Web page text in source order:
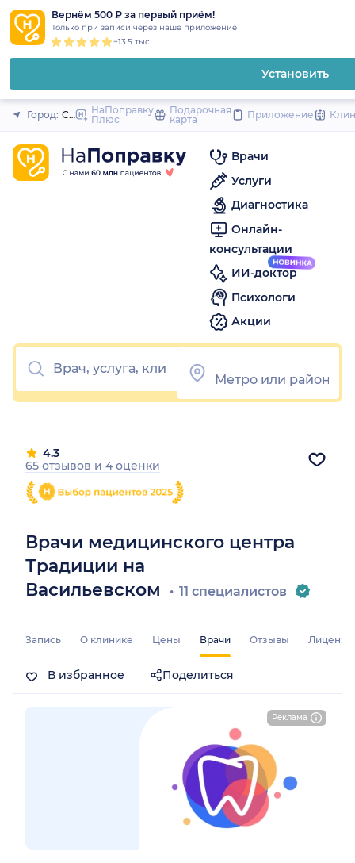
Вернём 500 ₽ за первый приём!
Только при записи через наше приложение
~13.5 тыс.
Установить
Закрыть
Город: Санкт-Петербург
НаПоправку
Плюс
Подарочная
карта
Приложение
Врачи
Услуги
Диагностика
Онлайн-
консультации
ИИ-доктор
Психологи
Акции
Реклама
Врачи медицинского центра
Традиции на
Васильевском
11 специалистов
4.3
65 отзывов и 4 оценки
Запись О клинике Цены Врачи Отзывы
В избранное Поделиться